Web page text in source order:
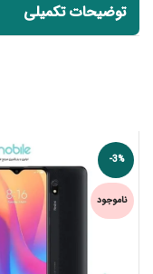
توضیحات تکمیلی
-3%
ناموجود